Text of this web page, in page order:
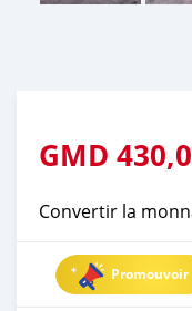
GMD
Convertir la
Promouvoir